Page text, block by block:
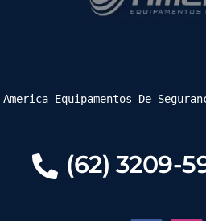
(62) 3209-
Equipamentos De